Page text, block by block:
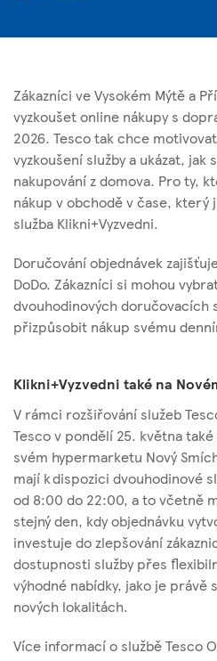
Zákazníci ve Vysokém Mýtě a
vyzkoušet online nákupy s
2026. Tesco tak chce
vyzkoušení služby a ukázat, jak
nakupování z domova. Pro ty,
nákup v obchodě v čase,
služba Klikni+Vyzvedni.
Doručování objednávek
DoDo. Zákazníci si mohou
dvouhodinových
přizpůsobit nákup svému
Klikni+Vyzvedni také na
V rámci rozšiřování služeb
Tesco v pondělí 25. května
svém hypermarketu Nový
mají k dispozici dvouhodinové
od 8:00 do 22:00, a to včetně
stejný den, kdy objednávku
investuje do zlepšování
dostupnosti služby přes
výhodné nabídky, jako je právě
nových lokalitách.
Více informací o službě Tesco